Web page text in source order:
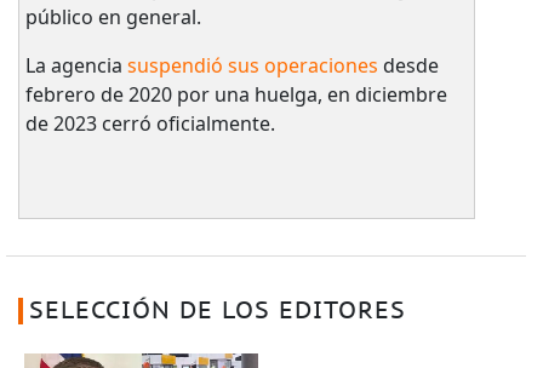
público en general.
La agencia suspendió sus operaciones desde
febrero de 2020 por una huelga, en diciembre
de 2023 cerró oficialmente.
SELECCIÓN DE LOS EDITORES